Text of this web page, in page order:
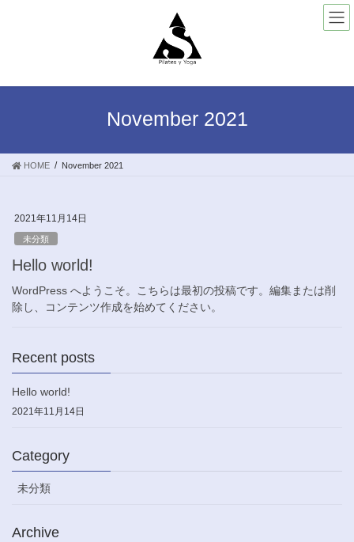
November 2021
HOME November 2021
2021年11月14日
未分類
Hello world!
WordPress へようこそ。こちらは最初の投稿です。編集または削
除し、コンテンツ作成を始めてください。
Recent posts
Hello world!
2021年11月14日
Category
未分類
Archive